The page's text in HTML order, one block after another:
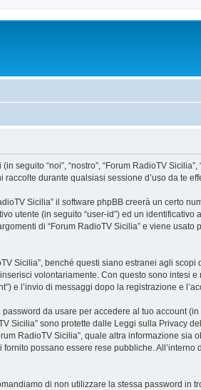
“noi”, “nostro”, “Forum RadioTV Sicilia”,
raccolte durante qualsiasi sessione d’uso da te
Sicilia” il software phpBB creerà un certo
utente (in seguito “user-id”) ed un identificativo
di “Forum RadioTV Sicilia” e viene
Sicilia”, benché questi siano estranei agli
volontariamente. Con questo sono intesi
e l’invio di messaggi dopo la registrazione e
da usare per accedere al tuo account
Sicilia” sono protette dalle Leggi sulla Privacy
RadioTV Sicilia”, quale altra informazione sia
possano essere rese pubbliche.
di non utilizzare la stessa password in